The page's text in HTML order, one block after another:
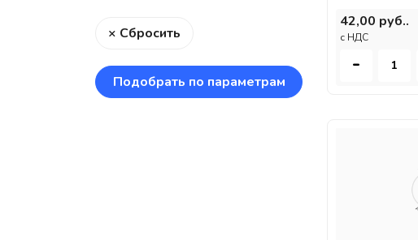
× Сбросить
Подобрать по параметрам
42,00 руб..
c НДС
-